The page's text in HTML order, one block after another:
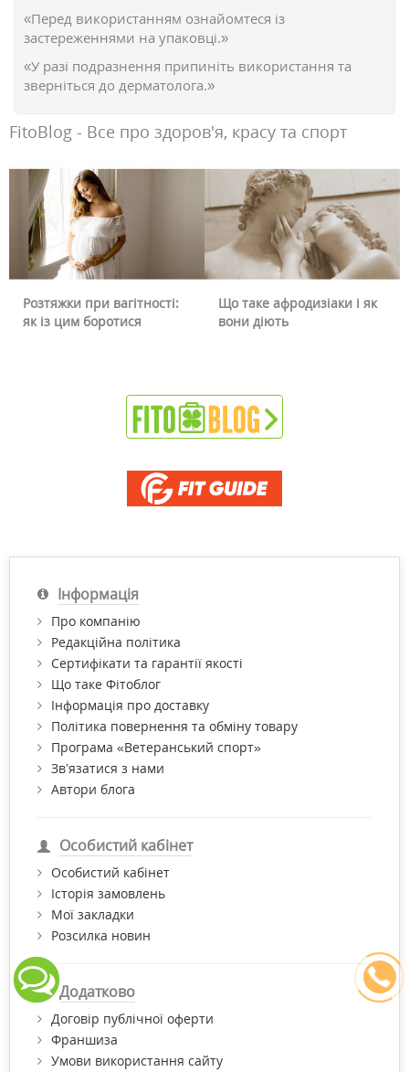
«Перед використанням ознайомтеся із
застереженнями на упаковці.»
«У разі подразнення припиніть використання та
зверніться до дерматолога.»
FitoBlog - Все про здоров'я, красу та спорт
Розтяжки при вагітності:
як із цим боротися
Що таке афродизіаки і як
вони діють
Інформація
Про компанію
Редакційна політика
Сертифікати та гарантії якості
Що таке Фітоблог
Інформація про доставку
Політика повернення та обміну товару
Програма «Ветеранський спорт»
Зв’язатися з нами
Автори блога
Особистий кабінет
Особистий кабінет
Історія замовлень
Мої закладки
Розсилка новин
Додатково
Договір публічної оферти
Франшиза
Умови використання сайту